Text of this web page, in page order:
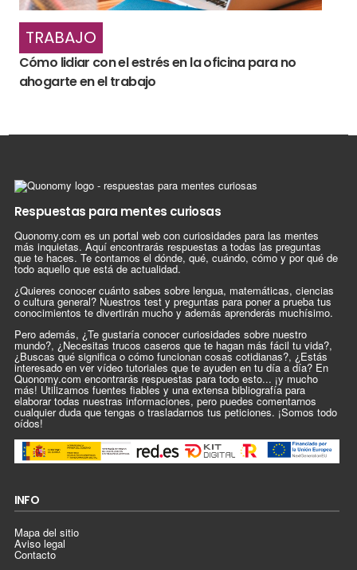
TRABAJO
Cómo lidiar con el estrés en la oficina para no
ahogarte en el trabajo
Respuestas para mentes curiosas
Quonomy.com es un portal web con curiosidades para las mentes
más inquietas. Aquí encontrarás respuestas a todas las preguntas
que te haces. Te contamos el dónde, qué, cuándo, cómo y por qué de
todo aquello que está de actualidad.
¿Quieres conocer cuánto sabes sobre lengua, matemáticas, ciencias
o cultura general? Nuestros test y preguntas para poner a prueba tus
conocimientos te divertirán mucho y además aprenderás muchísimo.
Pero además, ¿Te gustaría conocer curiosidades sobre nuestro
mundo?, ¿Necesitas trucos caseros que te hagan más fácil tu vida?,
¿Buscas qué significa o cómo funcionan cosas cotidianas?, ¿Estás
interesado en ver vídeo tutoriales que te ayuden en tu día a día? En
Quonomy.com encontrarás respuestas para todo esto... ¡y mucho
más! Utilizamos fuentes fiables y una extensa bibliografía para
elaborar todas nuestras informaciones, pero puedes comentarnos
cualquier duda que tengas o trasladarnos tus peticiones. ¡Somos todo
oídos!
INFO
Mapa del sitio
Aviso legal
Contacto